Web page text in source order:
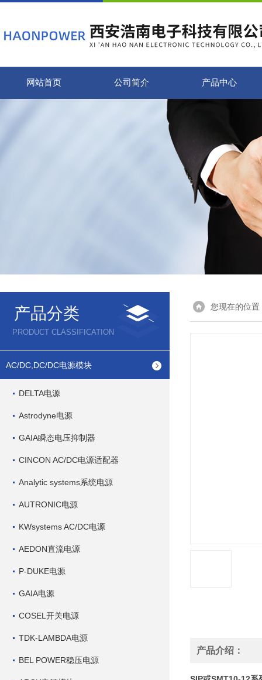
网站首页 公司简介 产品中心
产品分类
PRODUCT CLASSIFICATION
AC/DC,DC/DC电源模块
DELTA电源
Astrodyne电源
GAIA瞬态电压抑制器
CINCON AC/DC电源适配器
Analytic systems系统电源
AUTRONIC电源
KWsystems AC/DC电源
AEDON直流电源
P-DUKE电源
GAIA电源
COSEL开关电源
TDK-LAMBDA电源
BEL POWER稳压电源
您现在的位置
产品介绍：